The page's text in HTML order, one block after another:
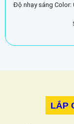
Độ nhạy sáng Color:
LẮP